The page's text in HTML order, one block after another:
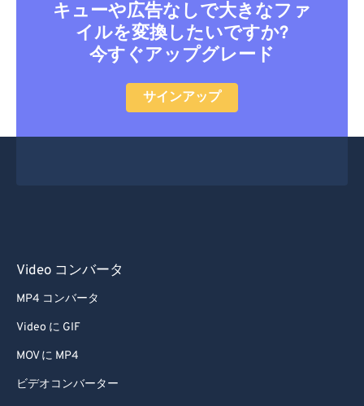
キューや広告なしで大きなファ
イルを変換したいですか?
今すぐアップグレード
サインアップ
Video コンバータ
MP4 コンバータ
Video に GIF
MOV に MP4
ビデオコンバーター